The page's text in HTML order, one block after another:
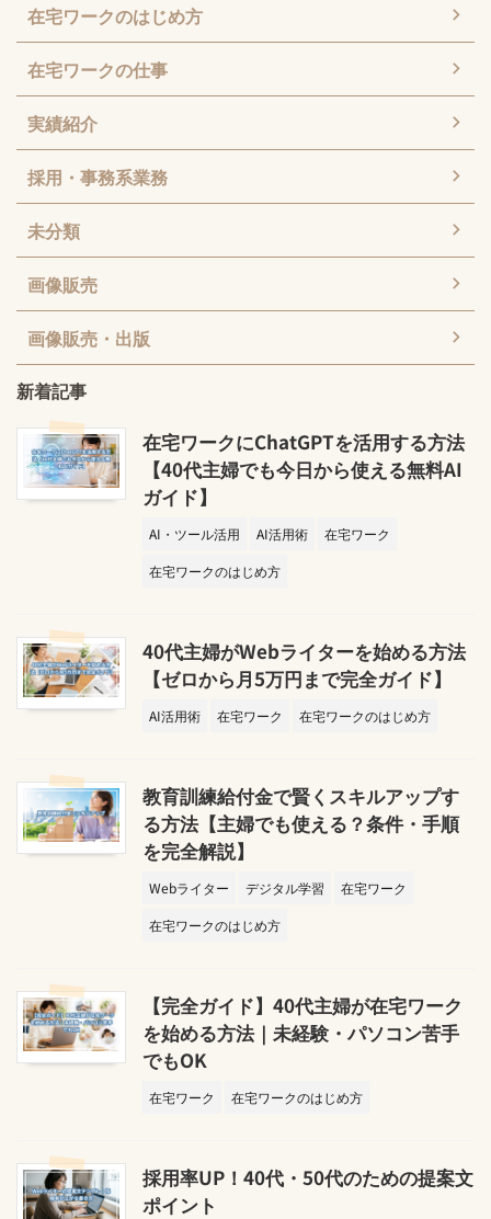
在宅ワークのはじめ方
在宅ワークの仕事
実績紹介
採用・事務系業務
未分類
画像販売
画像販売・出版
新着記事
在宅ワークにChatGPTを活用する方法
【40代主婦でも今日から使える無料AI
ガイド】
AI・ツール活用 AI活用術
在宅ワーク
在宅ワークのはじめ方
40代主婦がWebライターを始める方法
【ゼロから月5万円まで完全ガイド】
AI活用術 在宅ワーク 在宅ワークのはじめ方
教育訓練給付金で賢くスキルアップす
る方法【主婦でも使える？条件・手順
を完全解説】
Webライター デジタル学習
在宅ワーク
在宅ワークのはじめ方
【完全ガイド】40代主婦が在宅ワーク
を始める方法｜未経験・パソコン苦手
でもOK
在宅ワーク 在宅ワークのはじめ方
採用率UP！40代・50代のための提案文
ポイント